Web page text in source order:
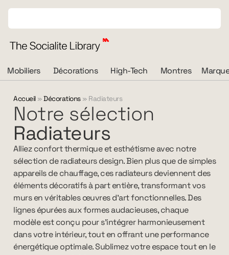
Mobiliers Décorations High-Tech Montres
Accueil»Décorations» Radiateurs
Notre sélection
Radiateurs
Alliez confort thermique et esthétisme avec notre
sélection de radiateurs design. Bien plus que de simples
appareils de chauffage, ces radiateurs deviennent des
éléments décoratifs à part entière, transformant vos
murs en véritables œuvres d’art fonctionnelles. Des
lignes épurées aux formes audacieuses, chaque
modèle est conçu pour s’intégrer harmonieusement
dans votre intérieur, tout en offrant une performance
énergétique optimale. Sublimez votre espace tout en le